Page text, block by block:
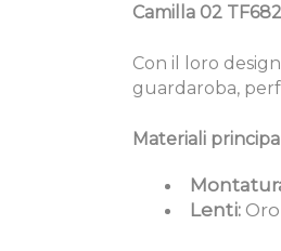
Camilla 02 TF682
Con il loro
guardaroba,
Materiali
Lenti: